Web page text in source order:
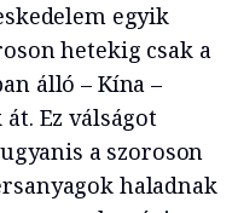
egyik
hetekig csak a
álló – Kína –
Ez válságot
a szoroson
haladnak